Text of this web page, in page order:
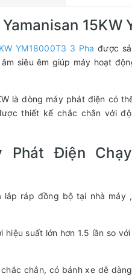
15KW
YM18000T3 3 Pha được
siêu êm giúp máy hoạt
là dòng máy phát điện có
thiết kế chắc chắn với
Điện Chạy
ráp đồng bộ tại nhà máy
hiệu suất lớn hơn 1.5 lần so
chắn, có bánh xe dễ